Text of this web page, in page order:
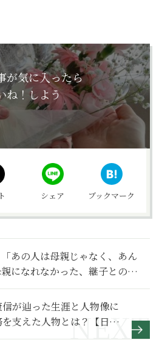
が気に入ったら
ね！しよう
シェア ブックマーク
「あの人は母親じゃなく、あん
になれなかった、継子との関
が辿った生涯と人物像に
支えた人物とは？【日本